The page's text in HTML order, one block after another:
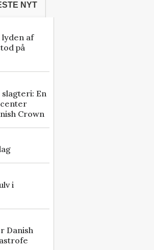
NYT
lyden af
på
En
Crown
i
Danish